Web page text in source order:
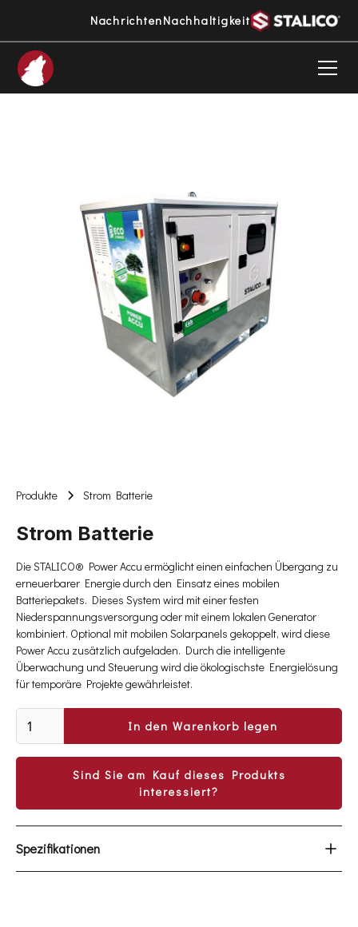
NachrichtenNachhaltigkeit
Produkte Strom Batterie
Strom Batterie
Die STALICO® Power Accu ermöglicht einen einfachen Übergang zu
erneuerbarer Energie durch den Einsatz eines mobilen
Batteriepakets. Dieses System wird mit einer festen
Niederspannungsversorgung oder mit einem lokalen Generator
kombiniert. Optional mit mobilen Solarpanels gekoppelt, wird diese
Power Accu zusätzlich aufgeladen. Durch die intelligente
Überwachung und Steuerung wird die ökologischste Energielösung
für temporäre Projekte gewährleistet.
Sind Sie am Kauf dieses Produkts
interessiert?
Spezifikationen